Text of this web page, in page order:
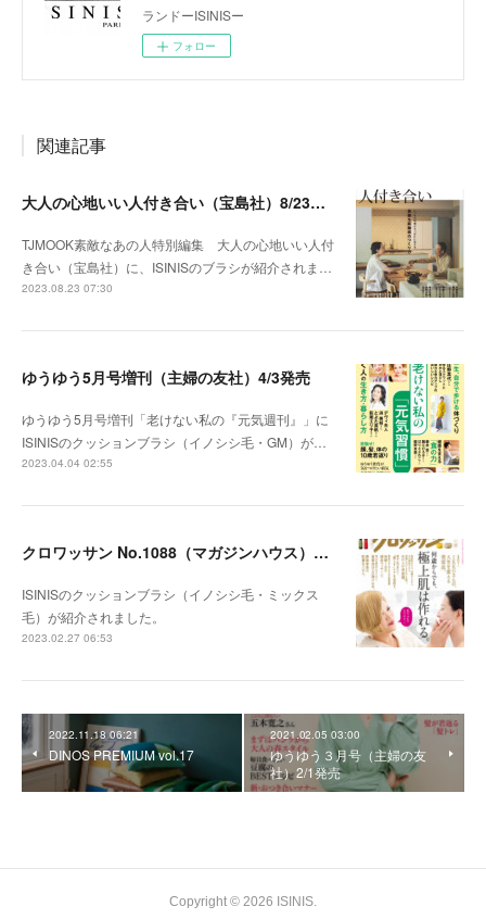
ランドーISINISー
フォロー
関連記事
大人の心地いい人付き合い（宝島社）8/23発売
TJMOOK素敵なあの人特別編集 大人の心地いい人付
き合い（宝島社）に、ISINISのブラシが紹介されま…
2023.08.23 07:30
ゆうゆう5月号増刊（主婦の友社）4/3発売
ゆうゆう5月号増刊「老けない私の『元気週刊』」に
ISINISのクッションブラシ（イノシシ毛・GM）が…
2023.04.04 02:55
クロワッサン No.1088（マガジンハウス）2/25発売
ISINISのクッションブラシ（イノシシ毛・ミックス
毛）が紹介されました。
2023.02.27 06:53
2022.11.18 06:21
DINOS PREMIUM vol.17
2021.02.05 03:00
ゆうゆう３月号（主婦の友
社）2/1発売
Copyright © 2026 ISINIS.